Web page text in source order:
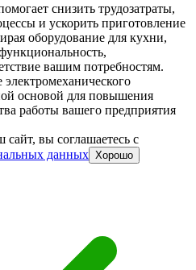
снизить трудозатраты,
и ускорить приготовление
оборудование для кухни,
вашим потребностям.
основой для повышения
работы вашего предприятия
вы соглашаетесь c
данных Хорошо